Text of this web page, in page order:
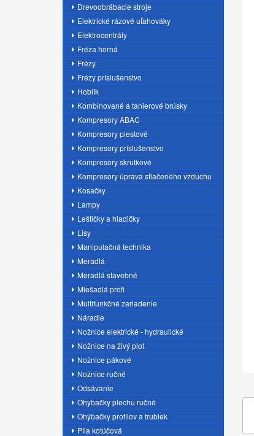
Drevoobrábacie stroje
Elektrické rázové uťahováky
Elektrocentrály
Fréza horná
Frézy
Frézy príslušenstvo
Hoblík
Kombinované a tanierové brúsky
Kompresory ABAC
Kompresory piestové
Kompresory príslušenstvo
Kompresory skrutkové
Kompresory úprava stlačeného vzduchu
Kosačky
Lampy
Leštičky a hladičky
Lisy
Manipulačná technika
Meradlá
Meradlá stavebné
Miešadlá profi
Multifunkčné zariadenie
Náradie
Nožnice elektrické - hydraulické
Nožnice na živý plot
Nožnice pákové
Nožnice ručné
Odsávanie
Ohybačky plechu ručné
Ohýbačky profilov a trubiek
Píla kotúčová